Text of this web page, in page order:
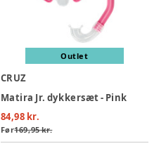
Outlet
CRUZ
Matira Jr. dykkersæt - Pink
84,98 kr.
Før169,95 kr.